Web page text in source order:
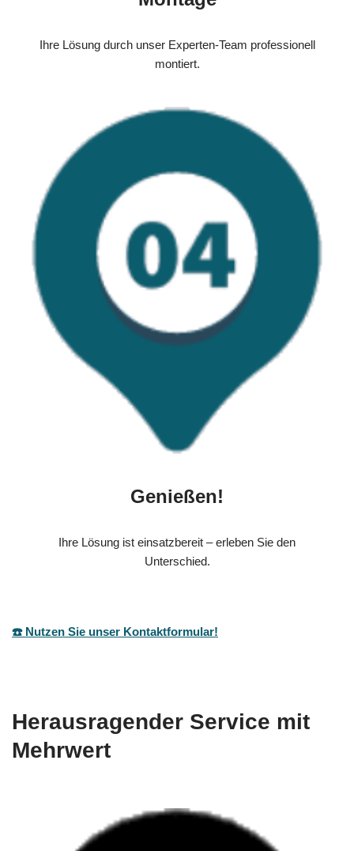
Ihre Lösung durch unser Experten-Team professionell
montiert.
Genießen!
Ihre Lösung ist einsatzbereit – erleben Sie den
Unterschied.
☎️ Nutzen Sie unser Kontaktformular!
Herausragender Service mit
Mehrwert